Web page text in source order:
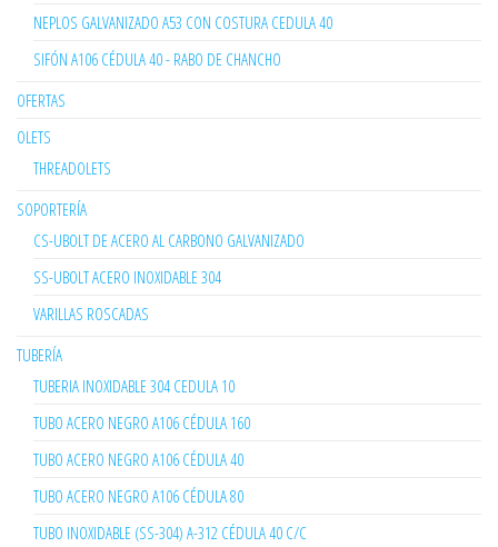
NEPLOS GALVANIZADO A53 CON COSTURA CEDULA 40
SIFÓN A106 CÉDULA 40 - RABO DE CHANCHO
OFERTAS
OLETS
THREADOLETS
SOPORTERÍA
CS-UBOLT DE ACERO AL CARBONO GALVANIZADO
SS-UBOLT ACERO INOXIDABLE 304
VARILLAS ROSCADAS
TUBERÍA
TUBERIA INOXIDABLE 304 CEDULA 10
TUBO ACERO NEGRO A106 CÉDULA 160
TUBO ACERO NEGRO A106 CÉDULA 40
TUBO ACERO NEGRO A106 CÉDULA 80
TUBO INOXIDABLE (SS-304) A-312 CÉDULA 40 C/C